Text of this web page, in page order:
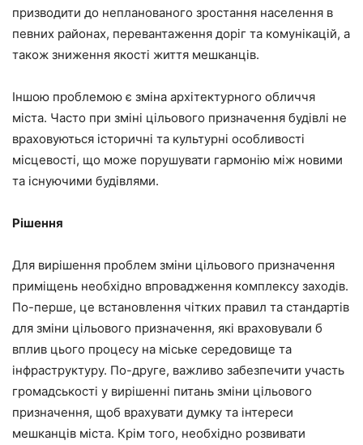
призводити до непланованого зростання населення в
певних районах, перевантаження доріг та комунікацій, а
також зниження якості життя мешканців.
Іншою проблемою є зміна архітектурного обличчя
міста. Часто при зміні цільового призначення будівлі не
враховуються історичні та культурні особливості
місцевості, що може порушувати гармонію між новими
та існуючими будівлями.
Рішення
Для вирішення проблем зміни цільового призначення
приміщень необхідно впровадження комплексу заходів.
По-перше, це встановлення чітких правил та стандартів
для зміни цільового призначення, які враховували б
вплив цього процесу на міське середовище та
інфраструктуру. По-друге, важливо забезпечити участь
громадськості у вирішенні питань зміни цільового
призначення, щоб врахувати думку та інтереси
мешканців міста. Крім того, необхідно розвивати